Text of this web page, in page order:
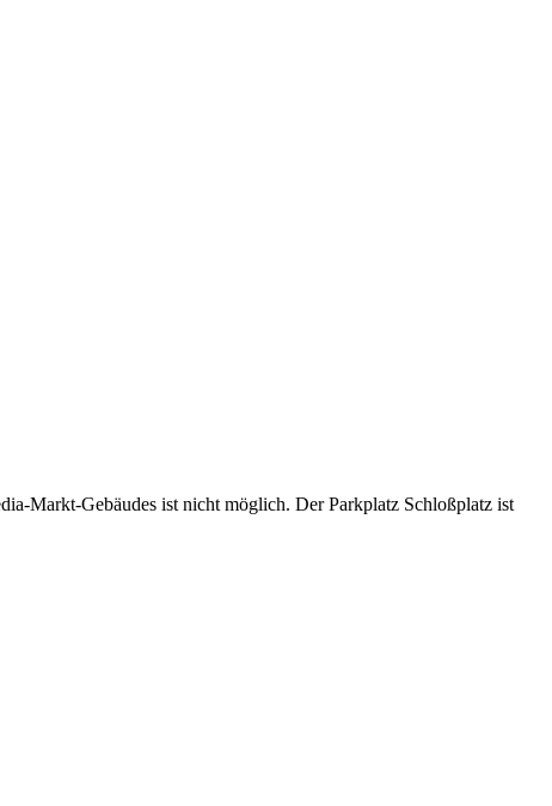
Markt-Gebäudes ist nicht möglich. Der Parkplatz Schloßplatz ist